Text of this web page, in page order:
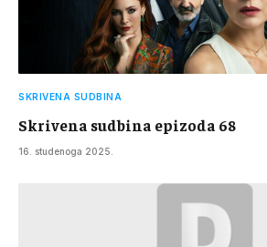
SKRIVENA SUDBINA
Skrivena sudbina epizoda 68
16. studenoga 2025.